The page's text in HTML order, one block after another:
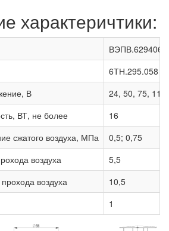
характеричтики:
6ТН.295.058
В
24, 50, 75, 110
ВТ, не более
16
сжатого воздуха, МПа
0,5; 0,75
воздуха
5,5
воздуха
10,5
1